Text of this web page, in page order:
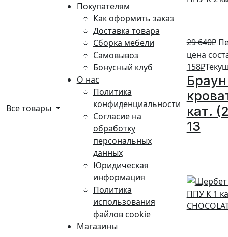
Все товары
Покупателям
Как оформить заказ
Доставка товара
Сборка мебели
Самовывоз
Бонусный клуб
О нас
Политика
конфиденциальности
Согласие на
обработку
персональных
данных
Юридическая
информация
Политика
использования
файлов cookie
Магазины
29 640₽
цена
158₽
кат.
13